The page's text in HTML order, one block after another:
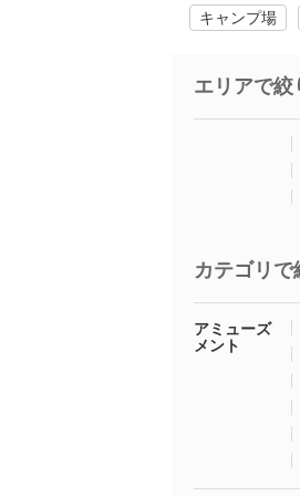
キャンプ場
エリアで絞
カテゴリで
アミューズ
メント